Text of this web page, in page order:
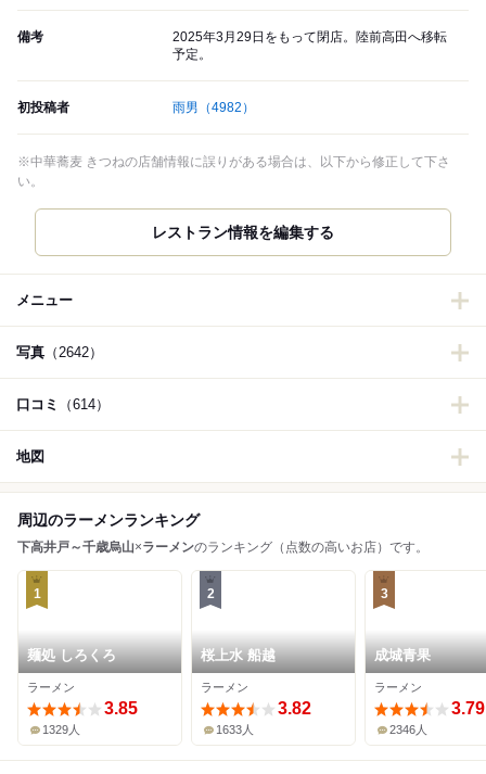
備考
2025年3月29日をもって閉店。陸前高田へ移転
予定。
初投稿者 雨男 （4982）
※中華蕎麦 きつねの店舗情報に誤りがある場合は、以下から修正して下さ
い。
メニュー
写真 （2642）
口コミ （614）
地図
周辺のラーメンランキング
下高井戸～千歳烏山×ラーメンのランキング（点数の高いお店）です。
1
麺処 しろくろ
ラーメン
3.85
1329人
2
桜上水 船越
ラーメン
3.82
1633人
3
成城青果
ラーメン
3.79
2346人